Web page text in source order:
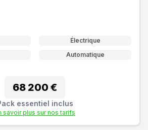
Électrique
Automatique
68 200 €
essentiel inclus
savoir plus sur nos tarifs